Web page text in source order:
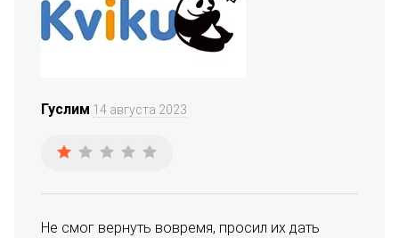
Гуслим 14 августа 2023
Не смог вернуть вовремя, просил их дать